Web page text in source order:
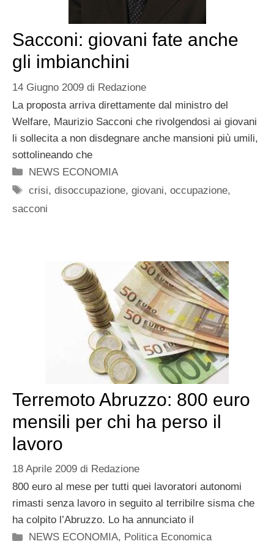
Sacconi: giovani fate anche
gli imbianchini
14 Giugno 2009 di Redazione
La proposta arriva direttamente dal ministro del
Welfare, Maurizio Sacconi che rivolgendosi ai giovani
li sollecita a non disdegnare anche mansioni più umili,
sottolineando che
Categorie
NEWS ECONOMIA
Tag
crisi,disoccupazione,giovani,occupazione,
sacconi
Terremoto Abruzzo: 800 euro
mensili per chi ha perso il
lavoro
18 Aprile 2009 di Redazione
800 euro al mese per tutti quei lavoratori autonomi
rimasti senza lavoro in seguito al terribilre sisma che
ha colpito l’Abruzzo. Lo ha annunciato il
Categorie
NEWS ECONOMIA, Politica Economica